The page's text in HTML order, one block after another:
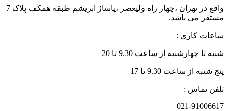
واقع در تهران ،چهار راه ولیعصر ،پاساژ ابریشم طبقه همکف پلاک 7
مستقر می باشد.
ساعات کاری :
شنبه تا چهارشنبه از ساعت 9.30 تا 20
پنج شنبه از ساعت 9.30 تا 17
تلفن تماس :
021-91006617